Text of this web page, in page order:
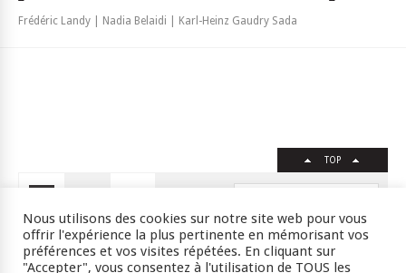
Frédéric Landy | Nadia Belaidi | Karl-Heinz Gaudry Sada
TOP
Crédits RSS Plan du site
Nous utilisons des cookies sur notre site web pour vous
offrir l'expérience la plus pertinente en mémorisant vos
préférences et vos visites répétées. En cliquant sur
"Accepter", vous consentez à l'utilisation de TOUS les